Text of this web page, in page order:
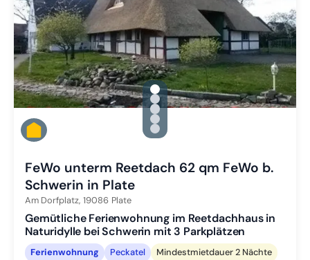
gallery.slide_selector
Zu Slide 1 wechseln
Zu Slide 2 wechseln
Zu Slide 3 wechseln
Zu Slide 4 wechseln
Zu Slide 5 wechseln
FeWo unterm Reetdach 62 qm FeWo b.
Schwerin in Plate
Am Dorfplatz, 19086 Plate
Gemütliche Ferienwohnung im Reetdachhaus in
Naturidylle bei Schwerin mit 3 Parkplätzen
Ferienwohnung Peckatel
Mindestmietdauer 2 Nächte